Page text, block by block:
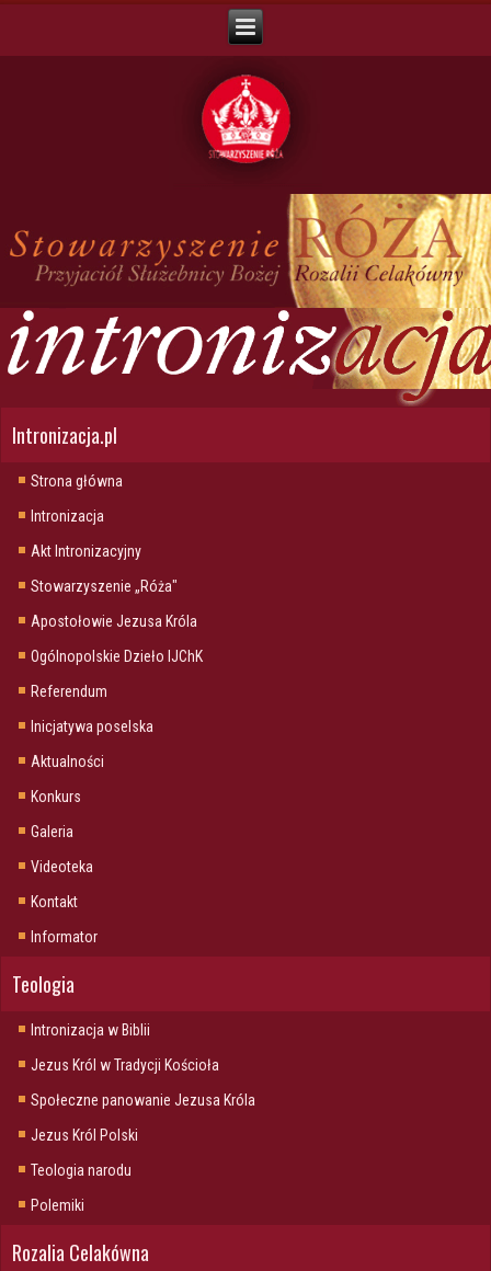
Intronizacja.pl
Strona główna
Intronizacja
Akt Intronizacyjny
Stowarzyszenie „Róża"
Apostołowie Jezusa Króla
Ogólnopolskie Dzieło IJChK
Referendum
Inicjatywa poselska
Aktualności
Konkurs
Galeria
Videoteka
Kontakt
Informator
Teologia
Intronizacja w Biblii
Jezus Król w Tradycji Kościoła
Społeczne panowanie Jezusa Króla
Jezus Król Polski
Teologia narodu
Polemiki
Rozalia Celakówna